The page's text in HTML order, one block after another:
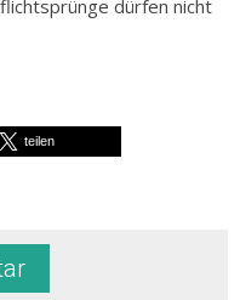
dürfen nicht
teilen